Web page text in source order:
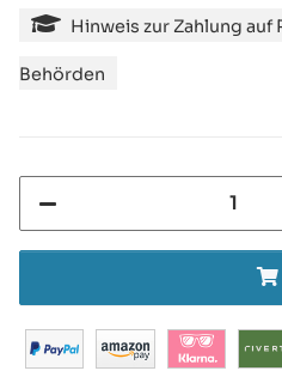
Hinweis zur Zahlung auf
Behörden